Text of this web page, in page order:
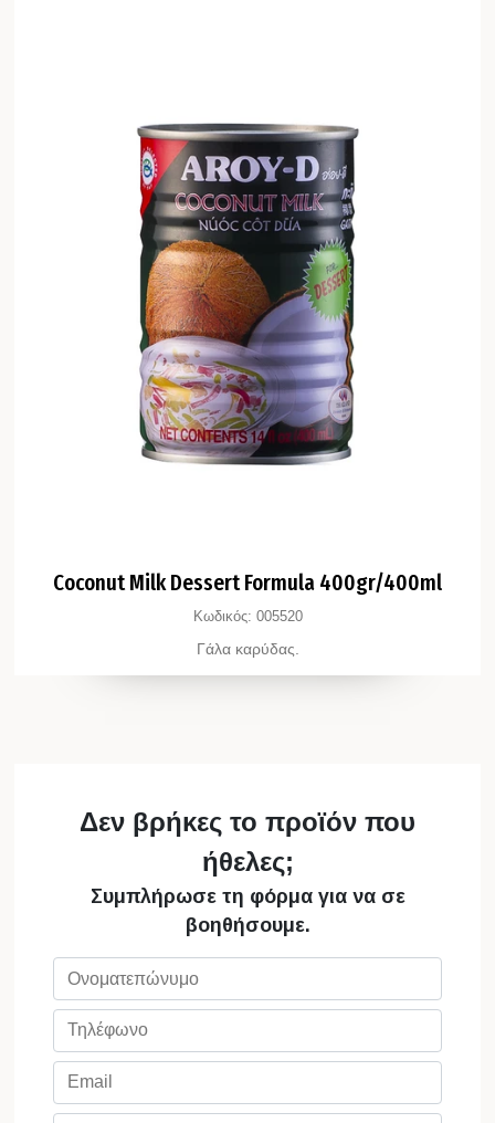
Coconut Milk Dessert Formula 400gr/400ml
Κωδικός: 005520
Γάλα καρύδας.
Δεν βρήκες το προϊόν που
ήθελες;
Συμπλήρωσε τη φόρμα για να σε
βοηθήσουμε.